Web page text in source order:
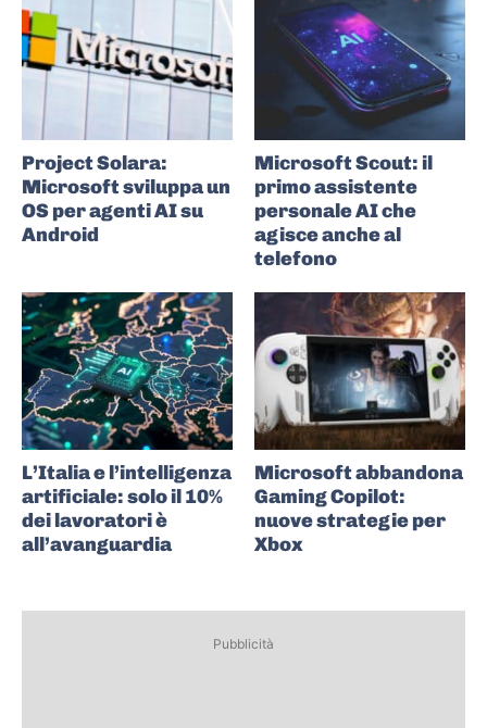
Project Solara:
Microsoft sviluppa un
OS per agenti AI su
Android
Microsoft Scout: il
primo assistente
personale AI che
agisce anche al
telefono
L’Italia e l’intelligenza
artificiale: solo il 10%
dei lavoratori è
all’avanguardia
Microsoft abbandona
Gaming Copilot:
nuove strategie per
Xbox
Pubblicità